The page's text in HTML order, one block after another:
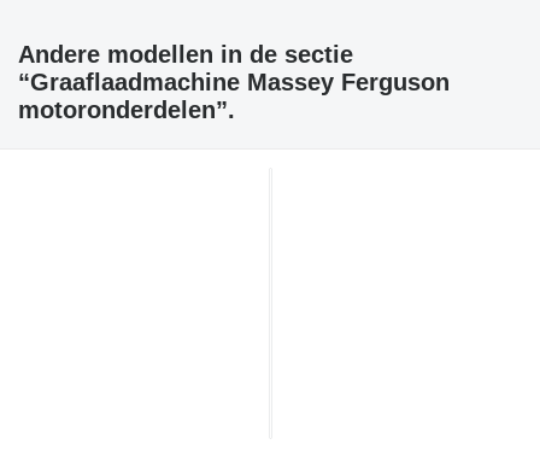
Andere modellen in de sectie
“Graaflaadmachine Massey Ferguson
motoronderdelen”.